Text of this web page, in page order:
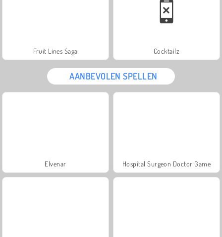
Fruit Lines Saga Cocktailz
AANBEVOLEN SPELLEN
Elvenar Hospital Surgeon Doctor Game